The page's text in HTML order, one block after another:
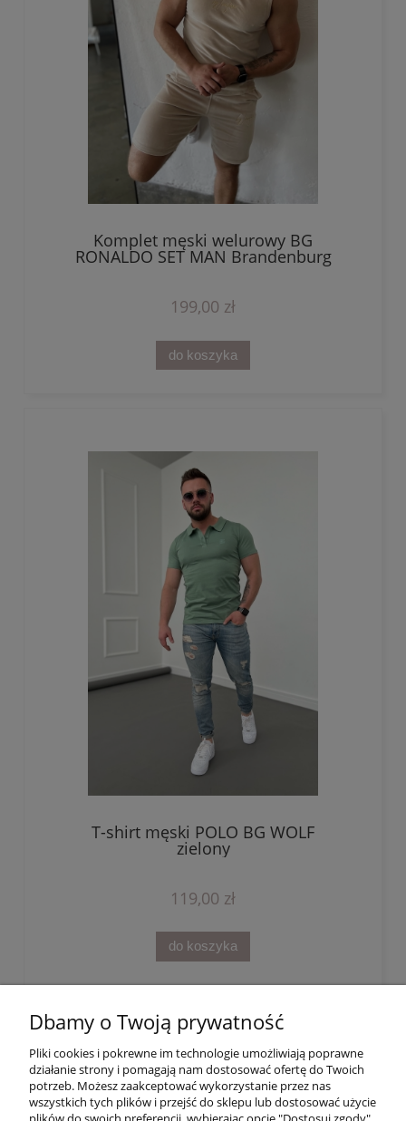
Komplet męski welurowy BG
RONALDO SET MAN Brandenburg
199,00 zł
do koszyka
T-shirt męski POLO BG WOLF
zielony
119,00 zł
do koszyka
5
Moje konto
Dbamy o Twoją prywatność
Pliki cookies i pokrewne im technologie umożliwiają poprawne
działanie strony i pomagają nam dostosować ofertę do Twoich
potrzeb. Możesz zaakceptować wykorzystanie przez nas
wszystkich tych plików i przejść do sklepu lub dostosować użycie